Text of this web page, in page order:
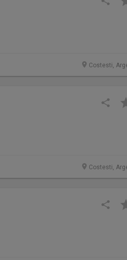
Costesti,
Costesti,